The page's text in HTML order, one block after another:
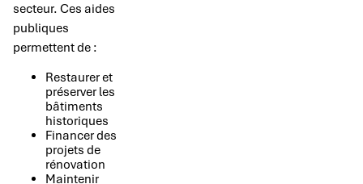
secteur. Ces aides
publiques
permettent de :
Restaurer et
préserver les
bâtiments
historiques
Financer des
projets de
rénovation
Maintenir